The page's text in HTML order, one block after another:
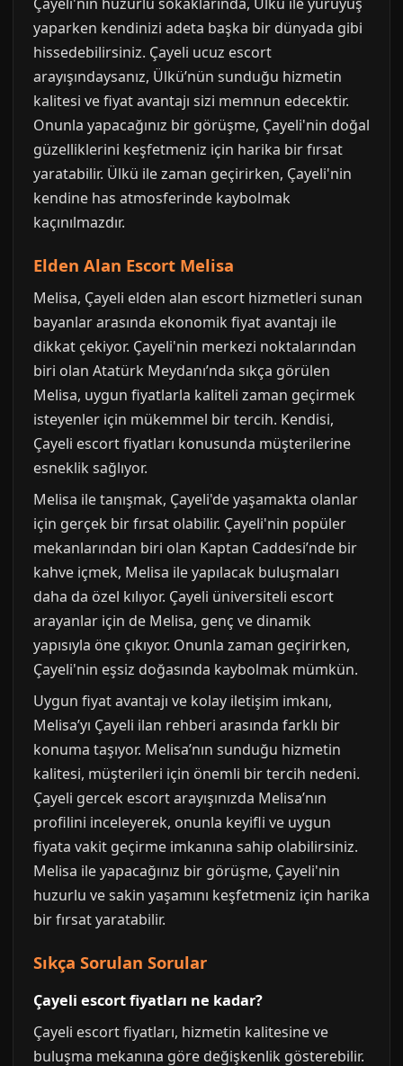
yaparken kendinizi adeta başka bir dünyada gibi
hissedebilirsiniz. Çayeli ucuz escort
arayışındaysanız, Ülkü’nün sunduğu hizmetin
kalitesi ve fiyat avantajı sizi memnun edecektir.
Onunla yapacağınız bir görüşme, Çayeli'nin doğal
güzelliklerini keşfetmeniz için harika bir fırsat
yaratabilir. Ülkü ile zaman geçirirken, Çayeli'nin
kendine has atmosferinde kaybolmak
kaçınılmazdır.
Elden Alan Escort Melisa
Melisa, Çayeli elden alan escort hizmetleri sunan
bayanlar arasında ekonomik fiyat avantajı ile
dikkat çekiyor. Çayeli'nin merkezi noktalarından
biri olan Atatürk Meydanı’nda sıkça görülen
Melisa, uygun fiyatlarla kaliteli zaman geçirmek
isteyenler için mükemmel bir tercih. Kendisi,
Çayeli escort fiyatları konusunda müşterilerine
esneklik sağlıyor.
Melisa ile tanışmak, Çayeli'de yaşamakta olanlar
için gerçek bir fırsat olabilir. Çayeli'nin popüler
mekanlarından biri olan Kaptan Caddesi’nde bir
kahve içmek, Melisa ile yapılacak buluşmaları
daha da özel kılıyor. Çayeli üniversiteli escort
arayanlar için de Melisa, genç ve dinamik
yapısıyla öne çıkıyor. Onunla zaman geçirirken,
Çayeli'nin eşsiz doğasında kaybolmak mümkün.
Uygun fiyat avantajı ve kolay iletişim imkanı,
Melisa’yı Çayeli ilan rehberi arasında farklı bir
konuma taşıyor. Melisa’nın sunduğu hizmetin
kalitesi, müşterileri için önemli bir tercih nedeni.
Çayeli gercek escort arayışınızda Melisa’nın
profilini inceleyerek, onunla keyifli ve uygun
fiyata vakit geçirme imkanına sahip olabilirsiniz.
Melisa ile yapacağınız bir görüşme, Çayeli'nin
huzurlu ve sakin yaşamını keşfetmeniz için harika
bir fırsat yaratabilir.
Sıkça Sorulan Sorular
Çayeli escort fiyatları ne kadar?
Çayeli escort fiyatları, hizmetin kalitesine ve
buluşma mekanına göre değişkenlik gösterebilir.